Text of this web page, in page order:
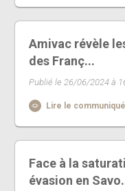
Amivac révèle
des Franç...
Publié le 26/06/2024 à
Lire le
Face à la
évasion en